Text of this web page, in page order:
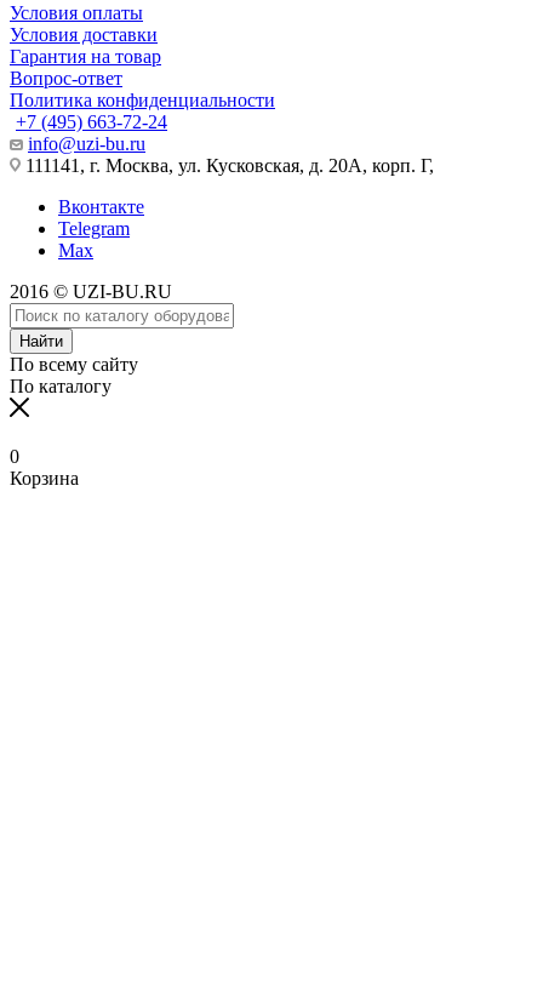
Условия оплаты
Условия доставки
Гарантия на товар
Вопрос-ответ
Политика конфиденциальности
+7 (495) 663-72-24
info@uzi-bu.ru
111141, г. Москва, ул. Кусковская, д. 20А, корп. Г,
Вконтакте
Telegram
Max
2016 © UZI-BU.RU
Найти
По всему сайту
По каталогу
0
Корзина